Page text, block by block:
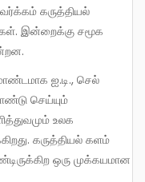
கருத்தியல்
இன்றைக்கு சமூக
செய்யும்
உலக
கருத்தியல் களம்
ஒரு முக்கயமான